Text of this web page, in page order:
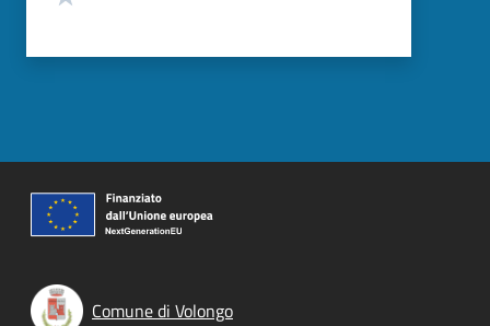
Comune di Volongo